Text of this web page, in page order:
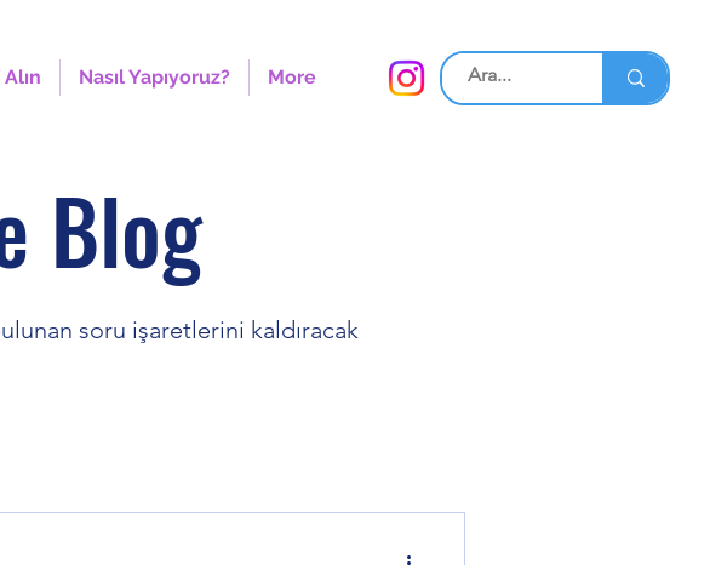
Nasıl Yapıyoruz? More
Blog
soru işaretlerini kaldıracak